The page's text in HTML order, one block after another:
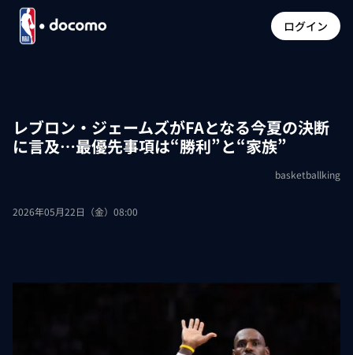
ログイン
レブロン・ジェームズがFAとなる今夏の決断
に言及…最優先事項は“勝利”と“家族”
basketballking
2026年05月22日（金）08:00